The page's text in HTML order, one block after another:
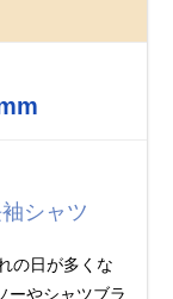
シャツ
の日が多くな
ーやシャツブラ